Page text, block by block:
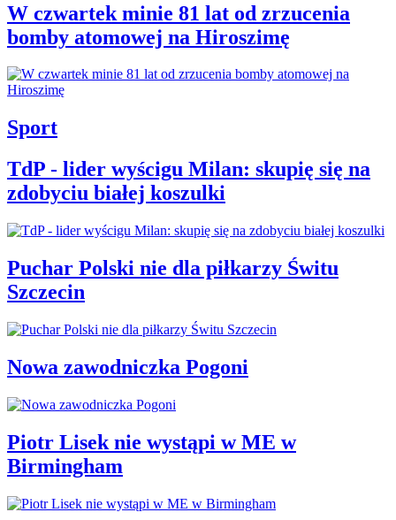
W czwartek minie 81 lat od zrzucenia
bomby atomowej na Hiroszimę
Sport
TdP - lider wyścigu Milan: skupię się na
zdobyciu białej koszulki
Puchar Polski nie dla piłkarzy Świtu
Szczecin
Nowa zawodniczka Pogoni
Piotr Lisek nie wystąpi w ME w
Birmingham